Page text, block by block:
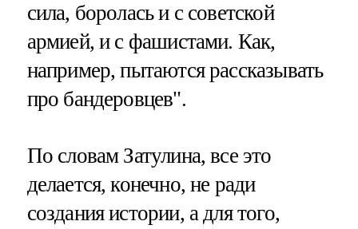
сила, боролась и с советской
армией, и с фашистами. Как,
например, пытаются рассказывать
про бандеровцев".
По словам Затулина, все это
делается, конечно, не ради
создания истории, а для того,